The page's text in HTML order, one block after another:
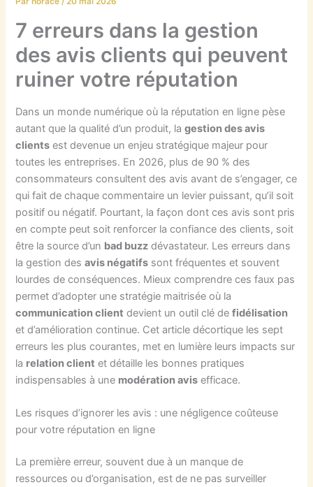
7 erreurs dans la gestion
des avis clients qui peuvent
ruiner votre réputation
Dans un monde numérique où la réputation en ligne pèse
autant que la qualité d’un produit, lagestion des avis
clients est devenue un enjeu stratégique majeur pour
toutes les entreprises. En 2026, plus de 90 % des
consommateurs consultent des avis avant de s’engager, ce
qui fait de chaque commentaire un levier puissant, qu’il soit
positif ou négatif. Pourtant, la façon dont ces avis sont pris
en compte peut soit renforcer la confiance des clients, soit
être la source d’un bad buzz dévastateur. Les erreurs dans
la gestion desavis négatifs sont fréquentes et souvent
lourdes de conséquences. Mieux comprendre ces faux pas
permet d’adopter une stratégie maitrisée où la
communication client devient un outil clé defidélisation
et d’amélioration continue. Cet article décortique les sept
erreurs les plus courantes, met en lumière leurs impacts sur
la relation client et détaille les bonnes pratiques
indispensables à une modération avis efficace.
Les risques d’ignorer les avis : une négligence coûteuse
pour votre réputation en ligne
La première erreur, souvent due à un manque de
ressources ou d’organisation, est de ne pas surveiller